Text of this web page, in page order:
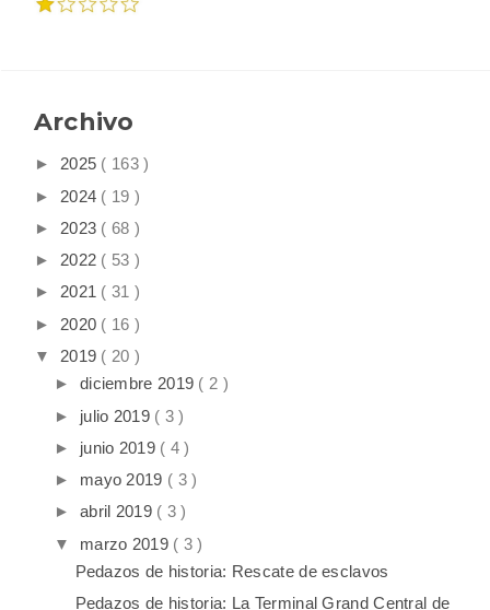
Archivo
► 2025 ( 163 )
► 2024 ( 19 )
► 2023 ( 68 )
► 2022 ( 53 )
► 2021 ( 31 )
► 2020 ( 16 )
▼ 2019 ( 20 )
► diciembre 2019 ( 2 )
► julio 2019 ( 3 )
► junio 2019 ( 4 )
► mayo 2019 ( 3 )
► abril 2019 ( 3 )
▼ marzo 2019 ( 3 )
Pedazos de historia: Rescate de esclavos
Pedazos de historia: La Terminal Grand Central de